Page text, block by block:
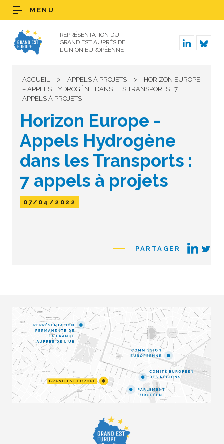
REPRÉSENTATION DU
GRAND EST AUPRÈS DE
L’UNION EUROPÉENNE
MENU
ACCUEIL > APPELS À PROJETS >
HORIZON EUROPE
– APPELS HYDROGÈNE DANS LES TRANSPORTS : 7
APPELS À PROJETS
Horizon Europe -
Appels Hydrogène
dans les Transports :
7 appels à projets
07/04/2022
PARTAGER